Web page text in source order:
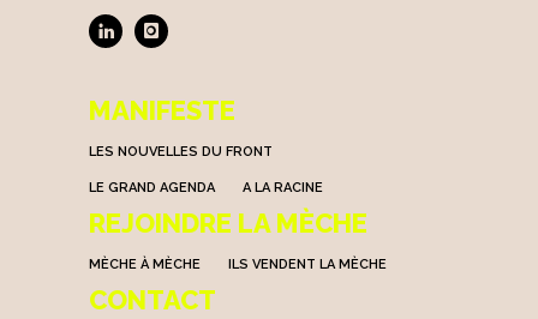
MANIFESTE
LES NOUVELLES DU FRONT
LE GRAND AGENDA A LA RACINE
REJOINDRE LA MÈCHE
MÈCHE À MÈCHE ILS VENDENT LA MÈCHE
CONTACT